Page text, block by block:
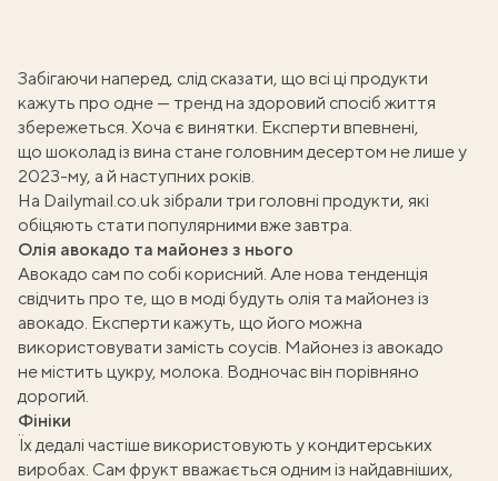
Забігаючи наперед, слід сказати, що всі ці продукти
кажуть про одне — тренд на здоровий спосіб життя
збережеться. Хоча є винятки. Експерти впевнені,
що шоколад із вина стане головним десертом не лише у
2023-му, а й наступних років.
На Dailymail.co.ukзібрали три головні продукти, які
обіцяють стати популярними вже завтра.
Олія авокадо та майонез з нього
Авокадо сам по собі корисний. Але нова тенденція
свідчить про те, що в моді будуть олія та майонез із
авокадо. Експерти кажуть, що його можна
використовувати замість соусів. Майонез із авокадо
не містить цукру, молока. Водночас він порівняно
дорогий.
Фініки
Їх дедалі частіше використовують у кондитерських
виробах. Сам фрукт вважається одним із найдавніших,